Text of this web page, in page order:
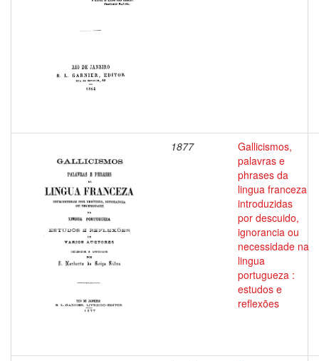
1877
Gallicismos,
palavras e
phrases da
lingua franceza
introduzidas
por descuido,
ignorancia ou
necessidade na
lingua
portugueza :
estudos e
reflexões